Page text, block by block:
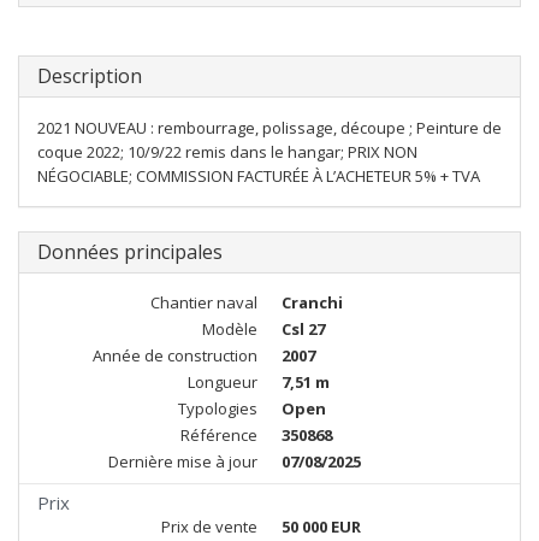
Description
2021 NOUVEAU : rembourrage, polissage, découpe ; Peinture de
coque 2022; 10/9/22 remis dans le hangar; PRIX NON
NÉGOCIABLE; COMMISSION FACTURÉE À L’ACHETEUR 5% + TVA
Données principales
Chantier naval
Cranchi
Modèle
Csl 27
Année de construction
2007
Longueur
7,51 m
Typologies
Open
Référence
350868
Dernière mise à jour
07/08/2025
Prix
Prix de vente
50 000 EUR